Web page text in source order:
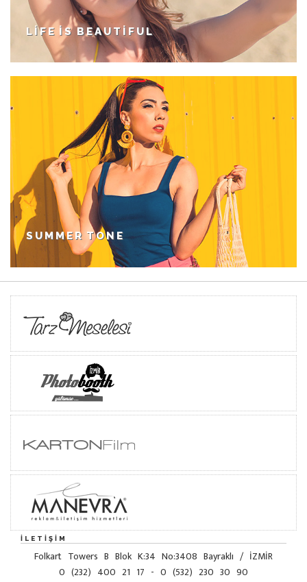
LIFE IS BEAUTIFUL
SUMMER TONE
İLETIŞIM
Folkart Towers B Blok K:34 No:3408 Bayraklı / İZMİR
0 (232) 400 21 17 - 0 (532) 230 30 90